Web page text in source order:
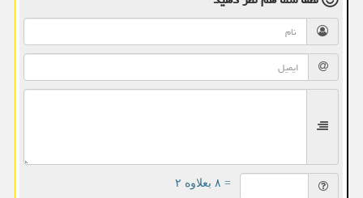
= ۸ بعلاوه ۲